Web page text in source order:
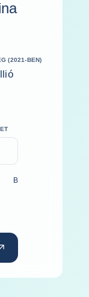
(2021-BEN)
B